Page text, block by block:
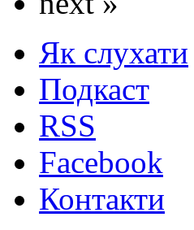
Як слухати
Подкаст
RSS
Facebook
Контакти